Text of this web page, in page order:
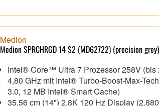
USB 3.2 Gen 1, 2x USB 2.0,
Speicherkartenleser
Windows 11 Home 64 Bit im S Modus,
Medion
Medion SPRCHRGD 14 S2 (MD62722) (precision
Intel® Core™ Ultra 7 Prozessor 258V (bis
4,80 GHz mit Intel® Turbo-Boost-Max-
3.0, 12 MB Intel® Smart Cache)
35,56 cm (14") 2,8K 120 Hz Display